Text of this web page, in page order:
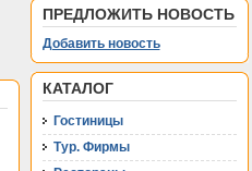
ПРЕДЛОЖИТЬ НОВОСТЬ
Добавить новость
КАТАЛОГ
Гостиницы
Тур. Фирмы